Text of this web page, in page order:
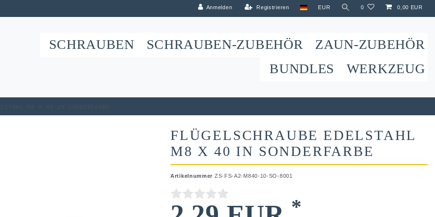
Anmelden Registrieren EUR 0 0,00 EUR
SCHRAUBEN SCHRAUBEN-ZUBEHÖR
ZAUN-ZUBEHÖR
BUNDLES
WERKZEUG
M8 x 40 in Sonderfarbe
FLÜGELSCHRAUBE EDELSTAHL
M8 X 40 IN SONDERFARBE
Artikelnummer ZS-FS-A2-M840-10-SO-8001
*